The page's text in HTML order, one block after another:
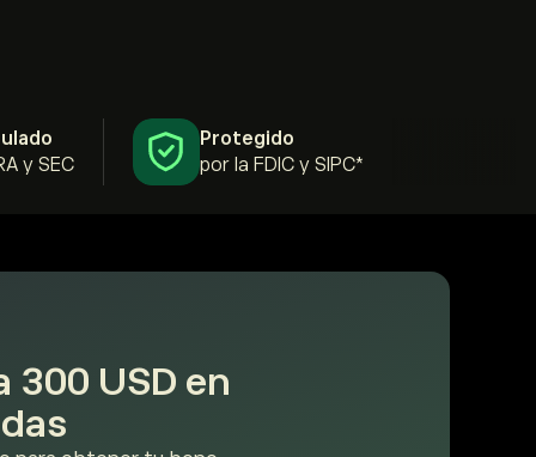
y SEC
Protegido
por la FDIC y SIPC*
300 USD en